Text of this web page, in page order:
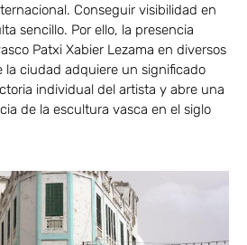
Conseguir visibilidad en
sencillo. Por ello, la presencia
Patxi Xabier Lezama en diversos
la ciudad adquiere un significado
individual del artista y abre una
de la escultura vasca en el siglo